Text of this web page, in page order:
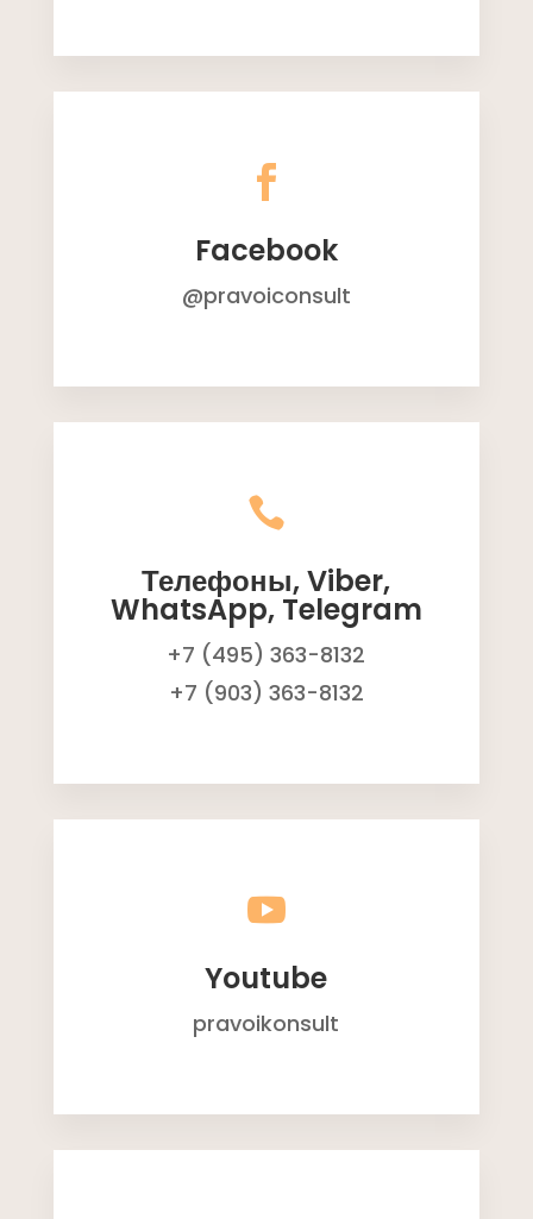

Facebook
@pravoiconsult

Телефоны, Viber,
WhatsApp, Telegram
+7 (495) 363-8132
+7 (903) 363-8132

Youtube
pravoikonsult